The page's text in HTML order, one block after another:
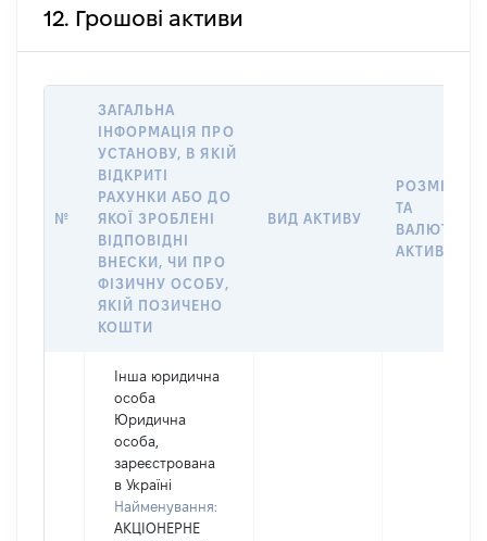
12. Грошові активи
№
ЗАГАЛЬНА
ІНФОРМАЦІЯ ПРО
УСТАНОВУ, В ЯКІЙ
ВІДКРИТІ
РАХУНКИ АБО ДО
ЯКОЇ ЗРОБЛЕНІ
ВІДПОВІДНІ
ВНЕСКИ, ЧИ ПРО
ФІЗИЧНУ ОСОБУ,
ЯКІЙ ПОЗИЧЕНО
КОШТИ
ВИД АКТИВУ
РОЗМІР
ТА
ВАЛЮТА
АКТИВУ
Інша юридична
особа
Юридична
особа,
зареєстрована
в Україні
Найменування:
АКЦІОНЕРНЕ